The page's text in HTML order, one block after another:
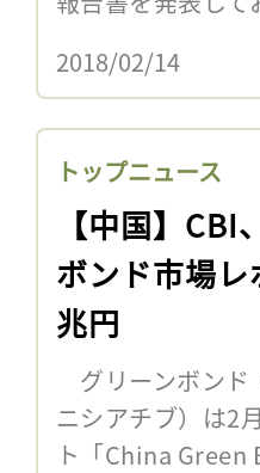
2018/02/14
トップニュース
【中国】
ボンド市場
兆円
グリーンボンド
ニシアチブ）は2
ト「China